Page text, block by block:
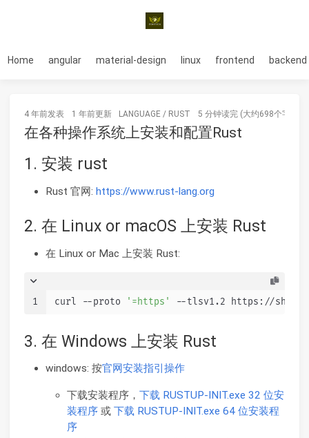
Home angular material-design linux frontend backend
4 年前发表 1 年前更新 LANGUAGE / RUST 5 分钟读完 (大约698个字)
在各种操作系统上安装和配置Rust
1. 安装 rust
Rust 官网: https://www.rust-lang.org
2. 在 Linux or macOS 上安装 Rust
在 Linux or Mac 上安装 Rust:
1 curl --proto '=https' --tlsv1.2 https://
3. 在 Windows 上安装 Rust
windows: 按官网安装指引操作
下载安装程序， 下载 RUSTUP-INIT.exe 32 位安
装程序或 下载 RUSTUP-INIT.exe 64 位安装程
序